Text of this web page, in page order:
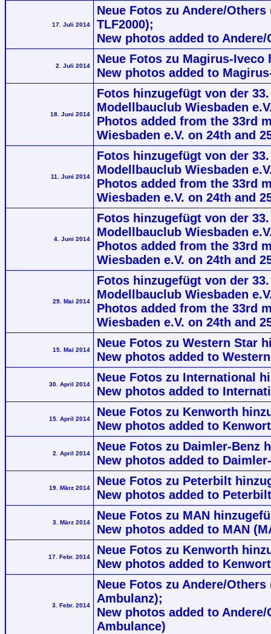
17. Juli 2014
Neue Fotos zu Andere/
TLF2000);
New photos added to
2. Juli 2014
Neue Fotos zu Magirus-
New photos added to
18. Juni 2014
Fotos hinzugefügt von der
Modellbauclub Wiesbaden
Photos added from the 33rd
Wiesbaden e.V. on 24th and
11. Juni 2014
Fotos hinzugefügt von der
Modellbauclub Wiesbaden
Photos added from the 33rd
Wiesbaden e.V. on 24th and
4. Juni 2014
Fotos hinzugefügt von der
Modellbauclub Wiesbaden
Photos added from the 33rd
Wiesbaden e.V. on 24th and
29. Mai 2014
Fotos hinzugefügt von der
Modellbauclub Wiesbaden
Photos added from the 33rd
Wiesbaden e.V. on 24th and
15. Mai 2014
Neue Fotos zu Western Star
New photos added to
30. April 2014
Neue Fotos zu International
New photos added to
15. April 2014
Neue Fotos zu Kenworth
New photos added to
2. April 2014
Neue Fotos zu Daimler-Benz
New photos added to
19. März 2014
Neue Fotos zu Peterbilt
New photos added to
3. März 2014
Neue Fotos zu MAN
New photos added to MAN
17. Febr. 2014
Neue Fotos zu Kenworth
New photos added to
3. Febr. 2014
Neue Fotos zu Andere/
Ambulanz);
New photos added to
Ambulance)